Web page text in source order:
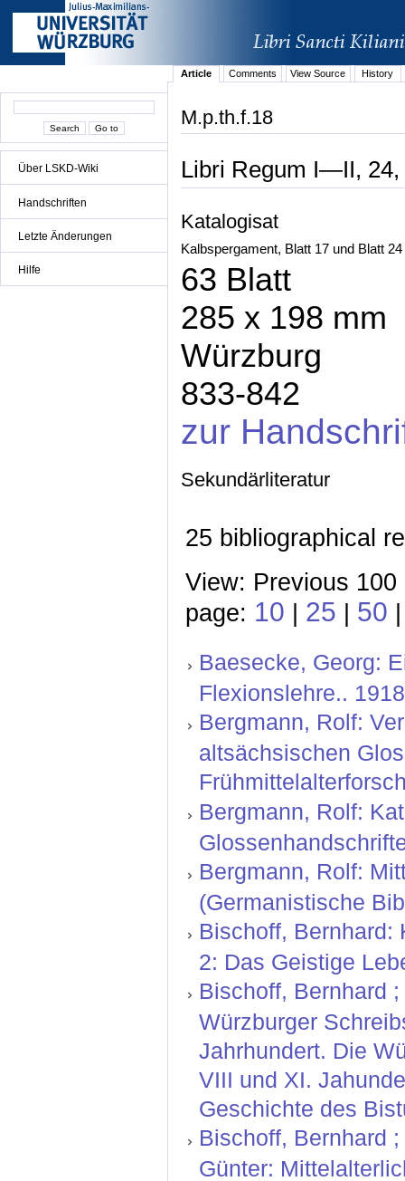
Über LSKD-Wiki
Handschriften
Letzte Änderungen
Hilfe
Article Comments View Source History
M.p.th.f.18
Libri Regum I—II, 24,
Katalogisat
Kalbspergament, Blatt 17 und Blatt
63 Blatt
285 x 198 mm
Würzburg
833-842
zur
Sekundärliteratur
25 bibliographical
View: Previous
page: 10 | 25 | 50
Baesecke, Georg:
Flexionslehre..
Bergmann, Rolf:
altsächsischen
Bergmann, Rolf:
Bergmann, Rolf:
(Germanistische
Bischoff, Bernhard:
2: Das Geistige
Bischoff, Bernhard
Würzburger
Jahrhundert. Die
VIII und XI.
Geschichte des
Bischoff, Bernhard
Günter: